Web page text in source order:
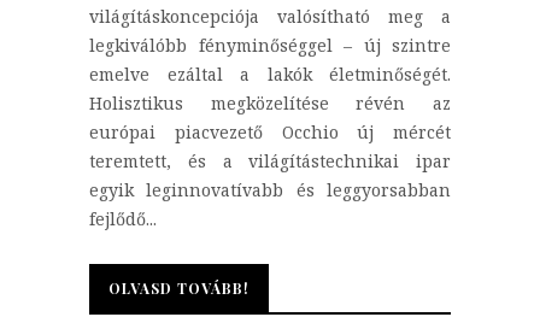
világításkoncepciója valósítható meg a
legkiválóbb fényminőséggel – új szintre
emelve ezáltal a lakók életminőségét.
Holisztikus megközelítése révén az
európai piacvezető Occhio új mércét
teremtett, és a világítástechnikai ipar
egyik leginnovatívabb és leggyorsabban
fejlődő...
OLVASD TOVÁBB!
OLVASD TOVÁBB!